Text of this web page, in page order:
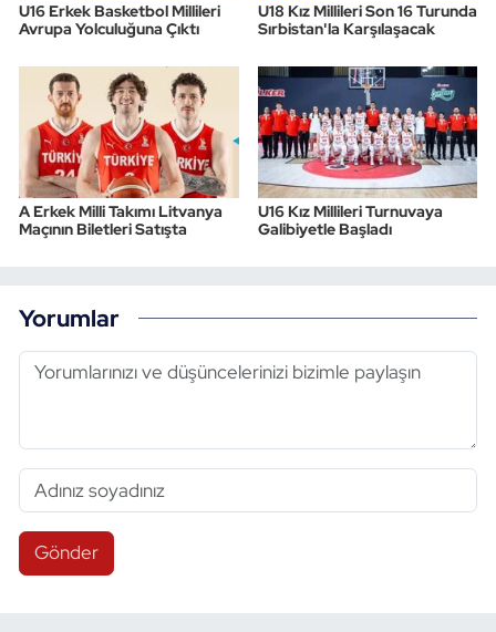
U16 Erkek Basketbol Millileri
Avrupa Yolculuğuna Çıktı
U18 Kız Millileri Son 16 Turunda
Sırbistan'la Karşılaşacak
A Erkek Milli Takımı Litvanya
Maçının Biletleri Satışta
U16 Kız Millileri Turnuvaya
Galibiyetle Başladı
Yorumlar
Gönder